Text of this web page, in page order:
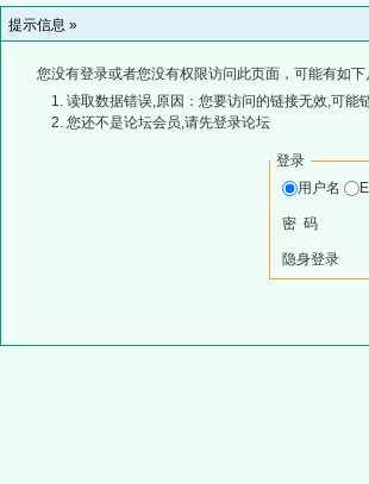
提示信息 »
您没有登录或者您没有权限访问此页面，可能有如下
读取数据错误,原因：您要访问的链接无效,可能
您还不是论坛会员,请先登录论坛
登录
用户名
密 码
隐身登录